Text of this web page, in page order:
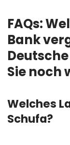
FAQs:
Bank
Deutsche
Sie noch
Welches
Schufa?